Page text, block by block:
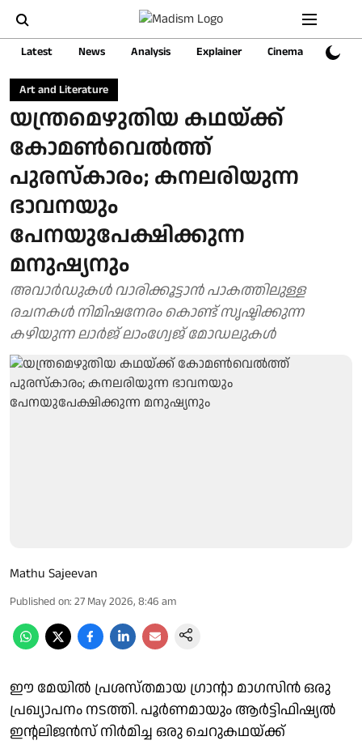
Latest News Analysis Explainer Cinema Sports
Art and Literature
യന്ത്രമെഴുതിയ കഥയ്ക്ക്
കോമണ്‍വെല്‍ത്ത്
പുരസ്കാരം; കനലരിയുന്ന
ഭാവനയും
പേനയുപേക്ഷിക്കുന്ന
മനുഷ്യനും
അവാര്‍ഡുകള്‍ വാരിക്കൂട്ടാന്‍ പാകത്തിലുള്ള
രചനകള്‍ നിമിഷനേരം കൊണ്ട് സൃഷ്ടിക്കുന്ന
കഴിയുന്ന ലാര്‍ജ് ലാംഗ്വേജ് മോഡലുകള്‍
Mathu Sajeevan
Published on: 27 May 2026, 8:46 am
ഈ മേയില്‍ പ്രശസ്തമായ ഗ്രാന്റാ മാഗസിന്‍ ഒരു
പ്രഖ്യാപനം നടത്തി. പൂര്‍ണമായും ആര്‍ട്ടിഫിഷ്യല്‍
ഇന്റലിജന്‍സ് നിര്‍മിച്ച ഒരു ചെറുകഥയ്ക്ക്